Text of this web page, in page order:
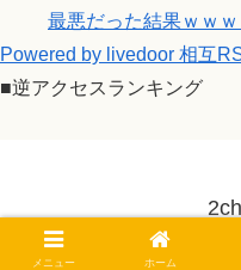
最悪だった結果ｗｗｗ
Powered by livedoor 相互
■逆アクセスランキング
© 2014-
メニュー ホーム